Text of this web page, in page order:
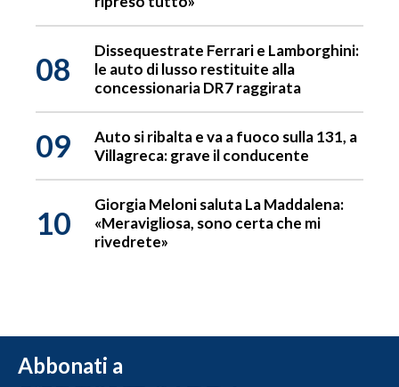
08
Dissequestrate Ferrari e Lamborghini:
le auto di lusso restituite alla
concessionaria DR7 raggirata
09
Auto si ribalta e va a fuoco sulla 131, a
Villagreca: grave il conducente
10
Giorgia Meloni saluta La Maddalena:
«Meravigliosa, sono certa che mi
rivedrete»
Abbonati a